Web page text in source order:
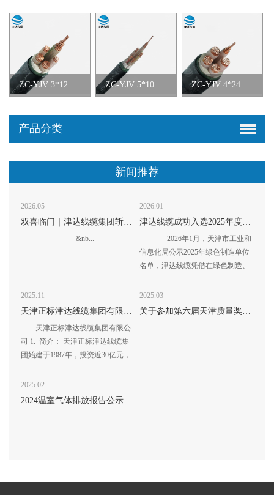
ZC-YJV 5*10铜芯交联聚乙烯绝缘聚氯乙烯护套阻燃C类电力电缆 ZC-YJV 4*240+1*120铜芯交联聚乙烯绝缘聚氯乙烯护套阻燃C类电力电缆
产品分类
新闻推荐
2026.05
双喜临门｜津达线缆集团斩获2026线缆行业多项重磅荣誉！
&nb...
2026.01
津达线缆成功入选2025年度天津市“绿色工厂”名单
2026年1月，天津市工业和
信息化局公示2025年绿色制造单位
名单，津达线缆凭借在绿色制造、
2025.11
天津正标津达线缆集团有限公
司 1. 简介： 天津正标津达线缆集
团始建于1987年，投资近30亿元，
东...
2025.03
2025.02
2024温室气体排放报告公示